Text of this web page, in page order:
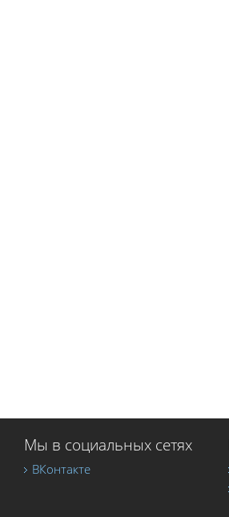
Мы в социальных сетях
ВКонтакте